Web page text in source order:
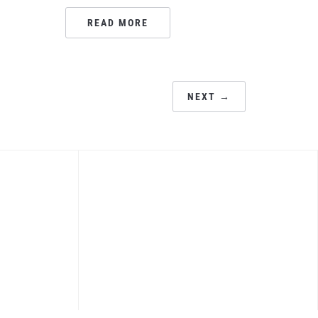
READ MORE
NEXT →